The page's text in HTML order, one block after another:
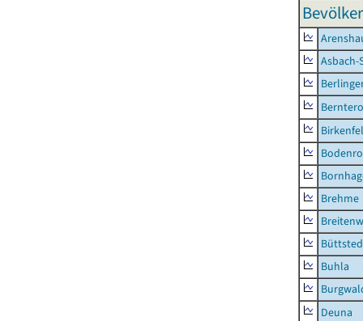
Asbach-
Brehme
Buhla
Deuna